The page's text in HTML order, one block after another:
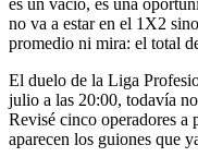
no va a estar en el 1X2
promedio ni mira: el total
El duelo de la Liga
julio a las 20:00, todavía
Revisé cinco operadores a
aparecen los guiones que